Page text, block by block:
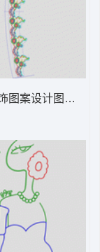
图案设计图 经典